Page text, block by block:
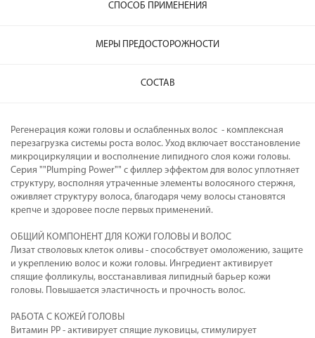
СПОСОБ ПРИМЕНЕНИЯ
МЕРЫ ПРЕДОСТОРОЖНОСТИ
СОСТАВ
Регенерация кожи головы и ослабленных волос - комплексная
перезагрузка системы роста волос. Уход включает восстановление
микроциркуляции и восполнение липидного слоя кожи головы.
Серия ""Plumping Power"" с филлер эффектом для волос уплотняет
структуру, восполняя утраченные элементы волосяного стержня,
оживляет структуру волоса, благодаря чему волосы становятся
крепче и здоровее после первых применений.
ОБЩИЙ КОМПОНЕНТ ДЛЯ КОЖИ ГОЛОВЫ И ВОЛОС
Лизат стволовых клеток оливы - способствует омоложению, защите
и укреплению волос и кожи головы. Ингредиент активирует
спящие фолликулы, восстанавливая липидный барьер кожи
головы. Повышается эластичность и прочность волос.
РАБОТА С КОЖЕЙ ГОЛОВЫ
Витамин PP - активирует спящие луковицы, стимулирует